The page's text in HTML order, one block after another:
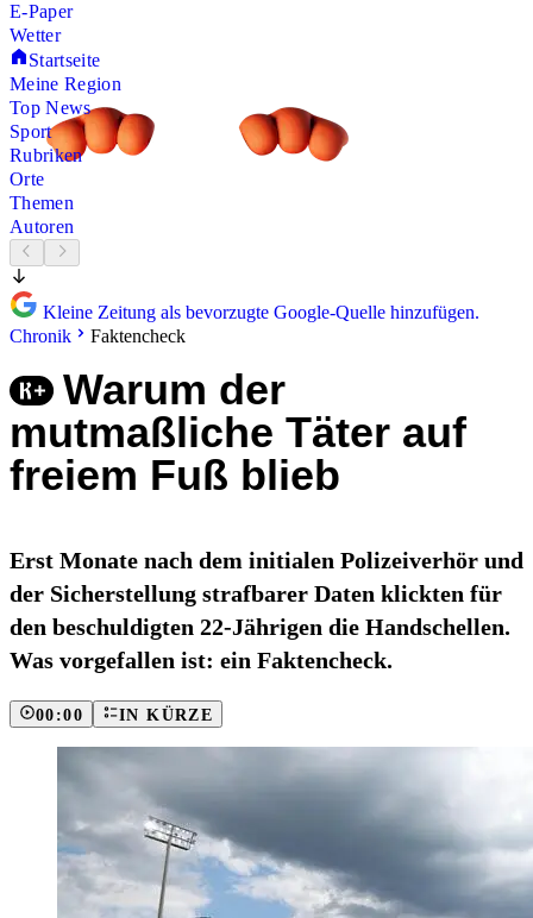
E-Paper
Wetter
Startseite
Meine Region
Top News
Sport
Rubriken
Orte
Themen
Autoren
Kleine Zeitung als bevorzugte Google-Quelle hinzufügen.
Chronik
Faktencheck
Warum der
mutmaßliche Täter auf
freiem Fuß blieb
Erst Monate nach dem initialen Polizeiverhör und
der Sicherstellung strafbarer Daten klickten für
den beschuldigten 22-Jährigen die Handschellen.
Was vorgefallen ist: ein Faktencheck.
00:00 IN KÜRZE